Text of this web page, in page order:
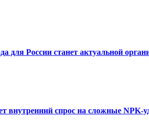
для России станет актуальной
внутренний спрос на сложные NPK-